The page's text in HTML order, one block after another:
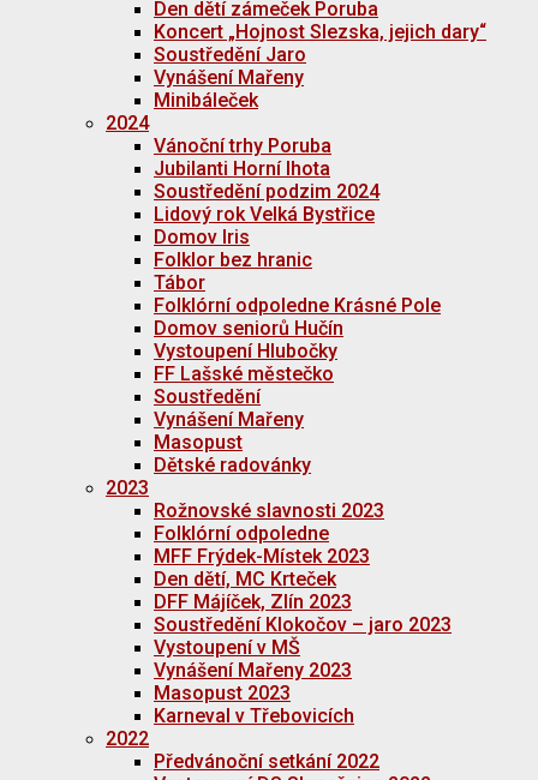
Den dětí zámeček Poruba
Koncert „Hojnost Slezska, jejich dary“
Soustředění Jaro
Vynášení Mařeny
Minibáleček
2024
Vánoční trhy Poruba
Jubilanti Horní lhota
Soustředění podzim 2024
Lidový rok Velká Bystřice
Domov Iris
Folklor bez hranic
Tábor
Folklórní odpoledne Krásné Pole
Domov seniorů Hučín
Vystoupení Hlubočky
FF Lašské městečko
Soustředění
Vynášení Mařeny
Masopust
Dětské radovánky
2023
Rožnovské slavnosti 2023
Folklórní odpoledne
MFF Frýdek-Místek 2023
Den dětí, MC Krteček
DFF Májíček, Zlín 2023
Soustředění Klokočov – jaro 2023
Vystoupení v MŠ
Vynášení Mařeny 2023
Masopust 2023
Karneval v Třebovicích
2022
Předvánoční setkání 2022